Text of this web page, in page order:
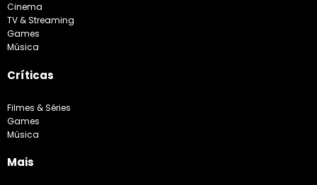
Cinema
TV & Streaming
Games
Música
Críticas
Filmes & Séries
Games
Música
Mais